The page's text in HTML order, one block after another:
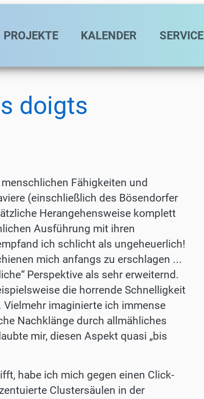
PROJEKTE KALENDER SERVICE
doigts
Fähigkeiten und
(einschließlich des Bösendorfer
Herangehensweise komplett
Ausführung mit ihren
ich schlicht als ungeheuerlich!
mich anfangs zu erschlagen ...
Perspektive als sehr erweiternd.
die horrende Schnelligkeit
imaginierte ich immense
Nachklänge durch allmähliches
mir, diesen Aspekt quasi „bis
habe ich mich gegen einen Click-
Clustersäulen in der